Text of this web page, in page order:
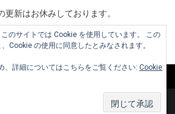
更新はお休みしております。
www.cinemaniera.com All Rights Reserved.|
のサイトでは Cookie を使用しています。 この
Cookie の使用に同意したとみなされます。
、詳細についてはこちらをご覧ください: Cookie